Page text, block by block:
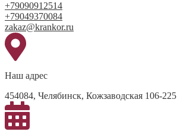
+79090912514
+79049370084
zakaz@krankor.ru
Наш адрес
454084, Челябинск, Кожзаводская 106-225